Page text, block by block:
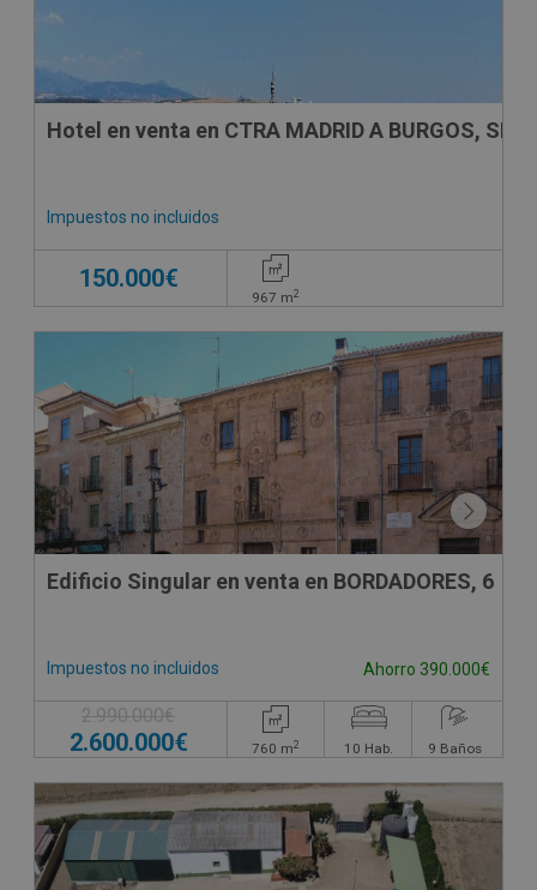
Hotel en venta en CTRA MADRID A BURGOS, SN
Impuestos no incluidos
150.000€
967 m2
Edificio Singular en venta en BORDADORES, 6
Impuestos no incluidos Ahorro 390.000€
2.990.000€
2.600.000€ 760 m2 10 Hab. 9 Baños